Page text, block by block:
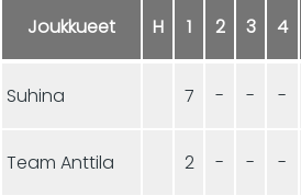
Joukkueet H 1 2 3 4
Suhina 7 - - -
Team Anttila 2 - - -